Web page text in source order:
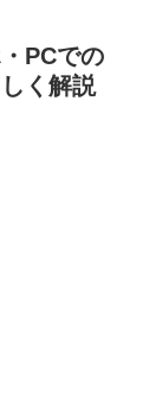
PCでの
く解説